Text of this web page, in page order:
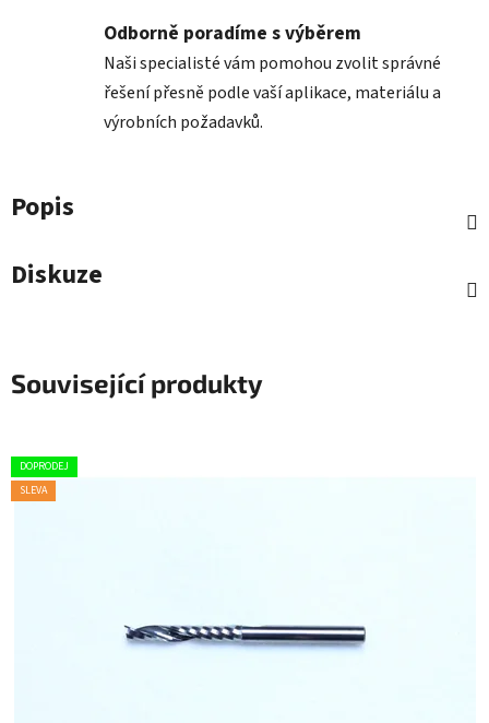
Odborně poradíme s výběrem
Naši specialisté vám pomohou zvolit správné
řešení přesně podle vaší aplikace, materiálu a
výrobních požadavků.
Popis
Diskuze
Související produkty
DOPRODEJ
SLEVA